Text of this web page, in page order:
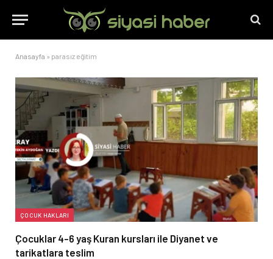
Anasayfa » parasız eğitim
ÇOCUK HAKLARI
Çocuklar 4-6 yaş Kuran kursları ile Diyanet ve
tarikatlara teslim